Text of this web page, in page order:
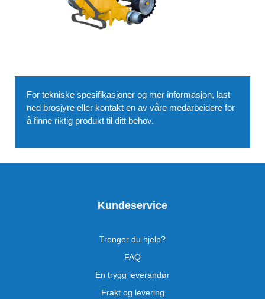
For tekniske spesifikasjoner og mer informasjon, last
ned brosjyre eller kontakt en av våre medarbeidere for
å finne riktig produkt til ditt behov.
Kundeservice
Trenger du hjelp?
FAQ
En trygg leverandør
Frakt og levering